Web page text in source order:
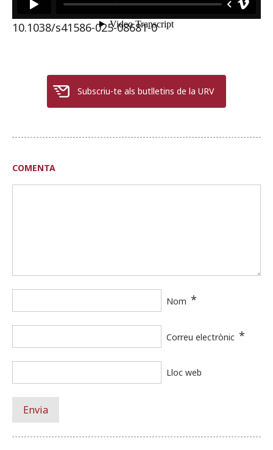
human face of Western Europe. Nature. DOI:
10.1038/s41586-025-08681-0
Subscriu-te als butlletins de la URV
COMENTA
Nom *
Correu electrònic *
Lloc web